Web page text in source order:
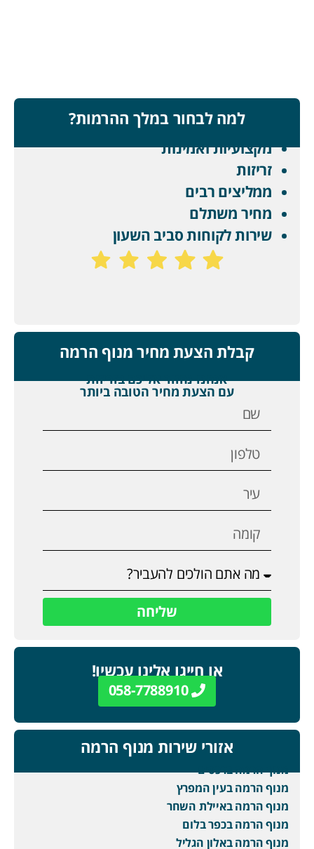
למה לבחור במלך ההרמות?
מקצועיות ואמינות
זריזות
ממליצים רבים
מחיר משתלם
שירות לקוחות סביב השעון
קבלת הצעת מחיר מנוף הרמה
אנחנו נחזור אליכם בזריזות
עם הצעת מחיר הטובה ביותר
שליחה
או חייגו אלינו עכשיו!
058-7788910
אזורי שירות מנוף הרמה
מנוף הרמה ברכסים
מנוף הרמה בעין המפרץ
מנוף הרמה באיילת השחר
מנוף הרמה בכפר בלום
מנוף הרמה באלון הגליל